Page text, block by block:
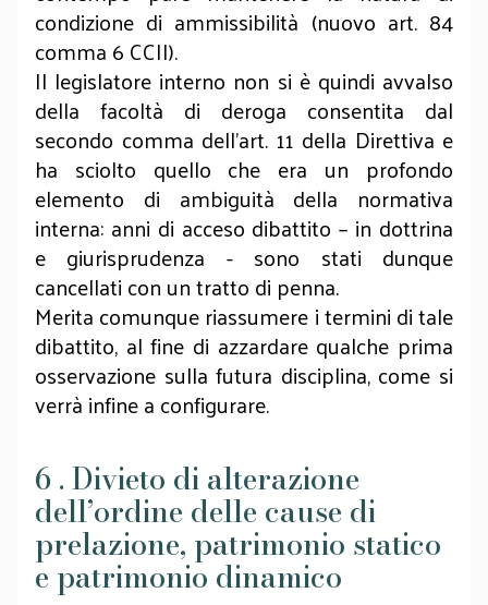
condizione di ammissibilità (nuovo art. 84
comma 6 CCII).
Il legislatore interno non si è quindi avvalso
della facoltà di deroga consentita dal
secondo comma dell’art. 11 della Direttiva e
ha sciolto quello che era un profondo
elemento di ambiguità della normativa
interna: anni di acceso dibattito – in dottrina
e giurisprudenza - sono stati dunque
cancellati con un tratto di penna.
Merita comunque riassumere i termini di tale
dibattito, al fine di azzardare qualche prima
osservazione sulla futura disciplina, come si
verrà infine a configurare.
6 . Divieto di alterazione
dell’ordine delle cause di
prelazione, patrimonio statico
e patrimonio dinamico